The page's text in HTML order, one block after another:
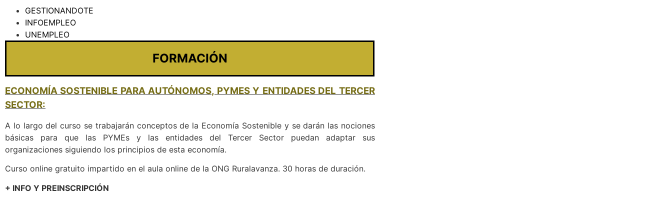
GESTIONANDOTE
INFOEMPLEO
UNEMPLEO
FORMACIÓN
ECONOMÍA SOSTENIBLE PARA AUTÓNOMOS, PYMES Y ENTIDADES DEL TERCER
SECTOR:
A lo largo del curso se trabajarán conceptos de la Economía Sostenible y se darán las nociones
básicas para que las PYMEs y las entidades del Tercer Sector puedan adaptar sus
organizaciones siguiendo los principios de esta economía.
Curso online gratuito impartido en el aula online de la ONG Ruralavanza. 30 horas de duración.
+ INFO Y PREINSCRIPCIÓN